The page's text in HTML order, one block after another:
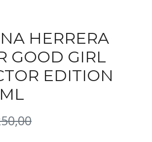
HERRERA
GOOD GIRL
EDITION